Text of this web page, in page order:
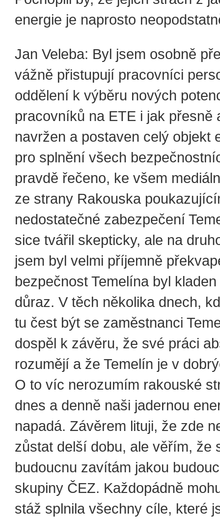
energie je naprosto
Jan Veleba: Byl jsem osobně
vážně přistupují pracovníci
oddělení k výběru nových
pracovníků na ETE i jak přesně
navržen a postaven celý objekt
pro splnění všech
pravdě řečeno, ke všem
ze strany Rakouska
nedostatečné zabezpečení
sice tvářil skepticky, ale na
jsem byl velmi příjemně
bezpečnost Temelína byl
důraz. V těch několika dnech,
tu čest být se zaměstnanci
dospěl k závěru, že své práci
rozumějí a že Temelín je v
O to víc nerozumím rakouské
dnes a denně naši jadernou
napadá. Závěrem lituji, že zde
zůstat delší dobu, ale věřím, že
budoucnu zavítám jakou
skupiny ČEZ. Každopádně
stáž splnila všechny cíle, které